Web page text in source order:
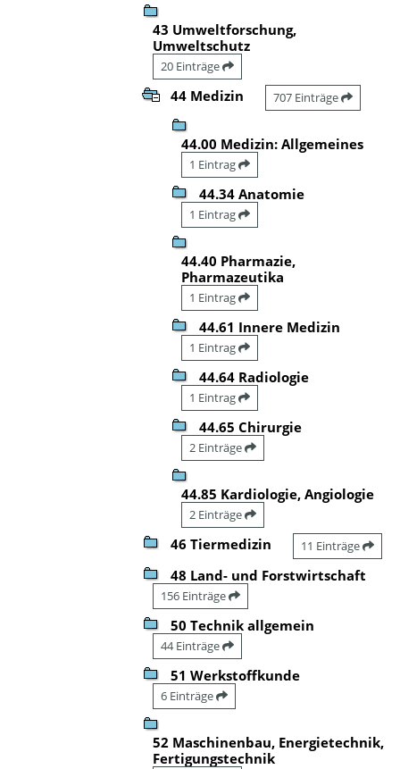
43 Umweltforschung,
Umweltschutz
20 Einträge
44 Medizin 707 Einträge
44.00 Medizin: Allgemeines
1 Eintrag
44.34 Anatomie
1 Eintrag
44.40 Pharmazie,
Pharmazeutika
1 Eintrag
44.61 Innere Medizin
1 Eintrag
44.64 Radiologie
1 Eintrag
44.65 Chirurgie
2 Einträge
44.85 Kardiologie, Angiologie
2 Einträge
46 Tiermedizin 11 Einträge
48 Land- und Forstwirtschaft
156 Einträge
50 Technik allgemein
44 Einträge
51 Werkstoffkunde
6 Einträge
52 Maschinenbau, Energietechnik,
Fertigungstechnik